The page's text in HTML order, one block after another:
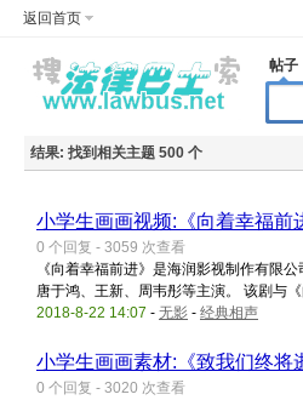
返回首页
帖子
结果: 找到相关主题 500 个
小学生画画视频:《向着幸福前
0 个回复 - 3059 次查看
《向着幸福前进》是海润影视制作有限
唐于鸿、王新、周韦彤等主演。 该剧与
2018-8-22 14:07 - 无影 - 经典相声
小学生画画素材:《致我们终将
0 个回复 - 3020 次查看